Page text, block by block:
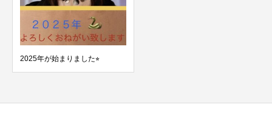
2025年が始まりました⭐︎